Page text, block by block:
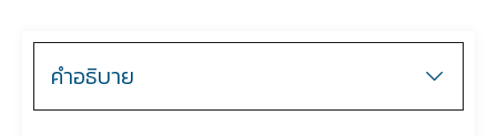
คำอธิบาย